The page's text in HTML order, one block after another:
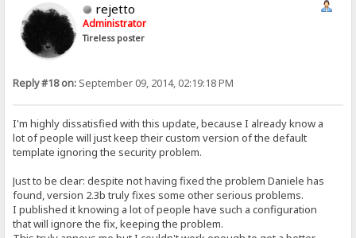
rejetto
Administrator
Tireless poster
Reply #18 on: September 09, 2014, 02:19:18 PM
I'm highly dissatisfied with this update, because I already know a
lot of people will just keep their custom version of the default
template ignoring the security problem.
Just to be clear: despite not having fixed the problem Daniele has
found, version 2.3b truly fixes some other serious problems.
I published it knowing a lot of people have such a configuration
that will ignore the fix, keeping the problem.